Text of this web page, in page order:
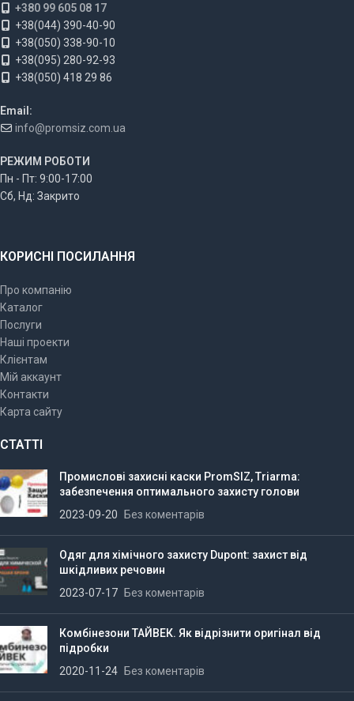
+380 99 605 08 17
+38(044) 390-40-90
+38(050) 338-90-10
+38(095) 280-92-93
+38(050) 418 29 86
Email:
info@promsiz.com.ua
РЕЖИМ РОБОТИ
Пн - Пт: 9:00-17:00
Сб, Нд: Закрито
КОРИСНІ ПОСИЛАННЯ
Про компанію
Каталог
Послуги
Наші проекти
Клієнтам
Мій аккаунт
Контакти
Карта сайту
СТАТТІ
Промислові захисні каски PromSIZ, Triarma:
забезпечення оптимального захисту голови
2023-09-20
Без коментарів
Одяг для хімічного захисту Dupont: захист від
шкідливих речовин
2023-07-17
Без коментарів
Комбінезони ТАЙВЕК. Як відрізнити оригінал від
підробки
2020-11-24
Без коментарів